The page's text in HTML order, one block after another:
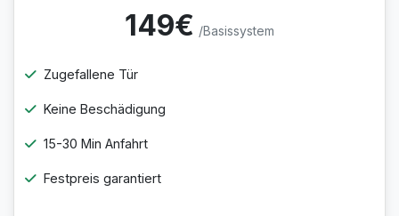
149€ /Basissystem
Zugefallene Tür
Keine Beschädigung
15-30 Min Anfahrt
Festpreis garantiert